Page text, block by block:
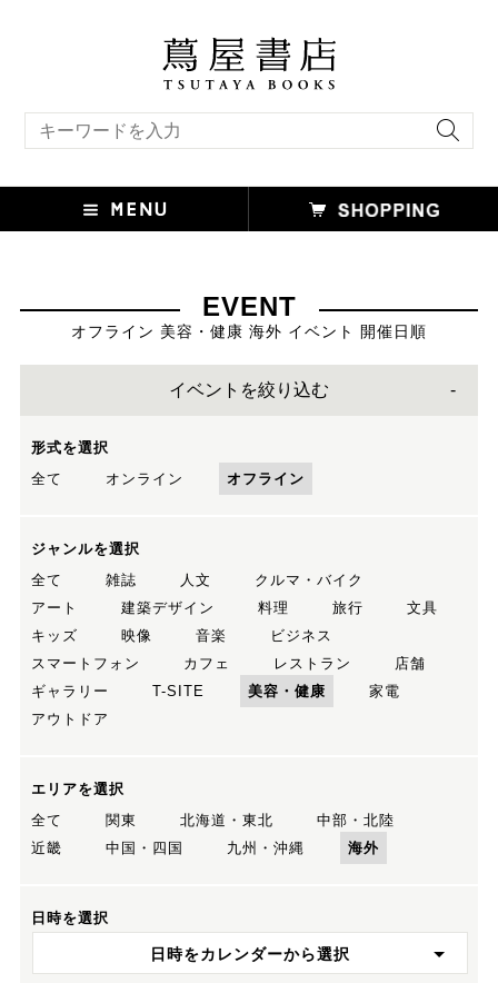
EVENT
オフライン 美容・健康 海外 イベント 開催日順
イベントを絞り込む
形式を選択
全て
オンライン オフライン
ジャンルを選択
全て
雑誌 人文
クルマ・バイク
アート
建築デザイン 料理 旅行
文具
キッズ
映像 音楽
ビジネス
スマートフォン
カフェ レストラン
店舗
ギャラリー
T-SITE 美容・健康
家電
アウトドア
エリアを選択
全て
関東 北海道・東北
中部・北陸
近畿
中国・四国 九州・沖縄 海外
日時を選択
日時をカレンダーから選択